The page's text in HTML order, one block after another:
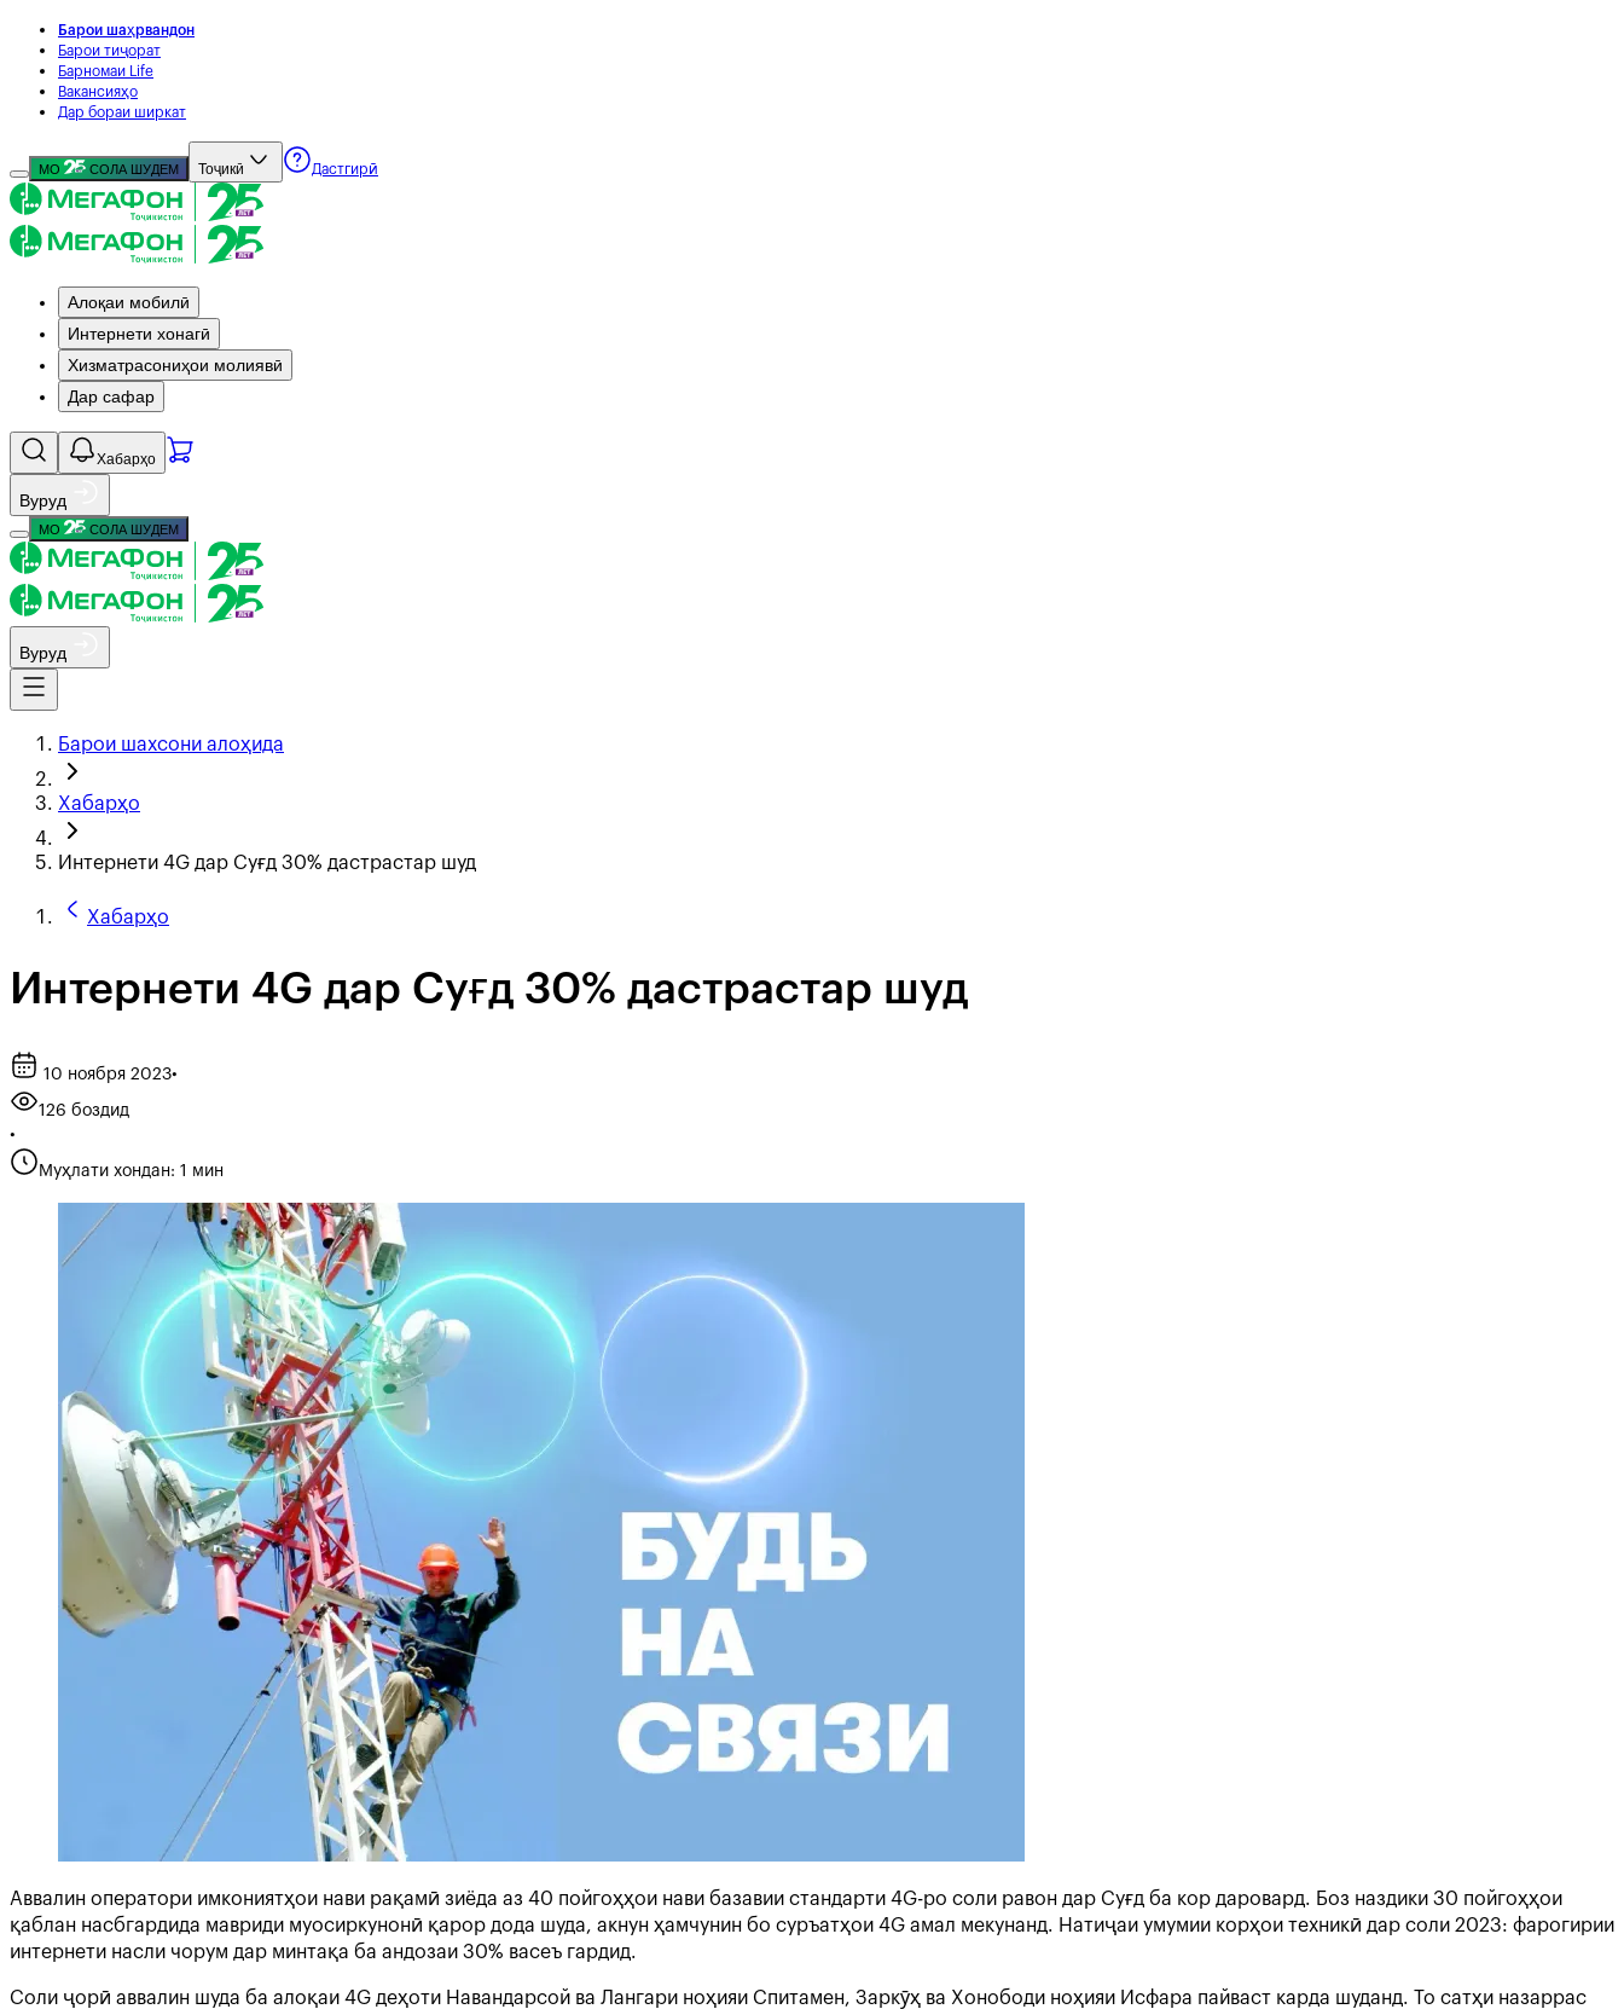
Барои шаҳрвандон
Барои тиҷорат
Барномаи Life
Вакансияҳо
Дар бораи ширкат
МО СОЛА ШУДЕМ Тоҷикӣ Дастгирӣ
Алоқаи мобилӣ
Интернети хонагӣ
Хизматрасониҳои молиявӣ
Дар сафар
Хабарҳо
Вуруд
МО СОЛА ШУДЕМ
Вуруд
Барои шахсони алоҳида
Хабарҳо
Интернети 4G дар Суғд 30% дастрастар шуд
Хабарҳо
Интернети 4G дар Суғд 30% дастрастар шуд
10 ноября 2023•
126 боздид
•
Муҳлати хондан: 1 мин
Аввалин оператори имкониятҳои нави рақамӣ зиёда аз 40 пойгоҳҳои нави базавии стандарти 4G-ро соли равон дар Суғд ба кор даровард. Боз наздики 30 пойгоҳҳои
қаблан насбгардида мавриди муосиркунонӣ қарор дода шуда, акнун ҳамчунин бо суръатҳои 4G амал мекунанд. Натиҷаи умумии корҳои техникӣ дар соли 2023: фарогирии
интернети насли чорум дар минтақа ба андозаи 30% васеъ гардид.
Соли ҷорӣ аввалин шуда ба алоқаи 4G деҳоти Навандарсой ва Лангари ноҳияи Спитамен, Заркӯҳ ва Хонободи ноҳияи Исфара пайваст карда шуданд. То сатҳи назаррас